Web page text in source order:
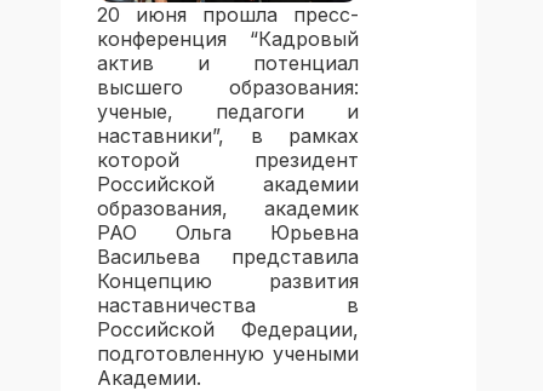
20 июня прошла пресс-
конференция “Кадровый
актив и потенциал
высшего образования:
ученые, педагоги и
наставники”, в рамках
которой президент
Российской академии
образования, академик
РАО Ольга Юрьевна
Васильева представила
Концепцию развития
наставничества в
Российской Федерации,
подготовленную учеными
Академии.